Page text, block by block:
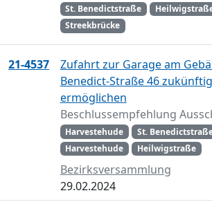
St. Benedictstraße
Streekbrücke
21-4537
Zufahrt zur Garage am
Benedict-Straße 46
ermöglichen
Beschlussempfehlung
Harvestehude
St.
Harvestehude
Heilwigstraße
Bezirksversammlung
29.02.2024